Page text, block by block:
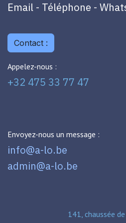
Email - Téléphone -
Contact :
Appelez-nous :
+32 475 33 77 47
Envoyez-nous un message :
info@a-lo.be
admin@a-lo.be
141, chaussée